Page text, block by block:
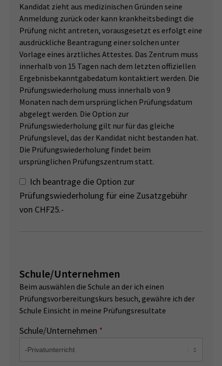
Kandidat zieht aus medizinischen Gründen seine
Anmeldung zurück oder kann krankheitsbedingt die
Prüfung nicht antreten, vorausgesetzt es erfolgt eine
ausdrückliche Beantragung einer solchen unter
Vorlage eines ärztliches Attestes. Das Zentrum muss
innerhalb von 15 Tagen nach dem letzten offiziellen
Ergebnisbekanntgabedatum kontaktiert werden. Die
Prüfungswiederholung muss innerhalb von 9
Monaten nach dem ursprünglichen Prüfungsdatum
abgelegt werden. Die Option zur
Prüfungswiederholung gilt nur für das gleiche
Prüfungslevel, das der Kandidat nicht bestanden hat.
Die Prüfungswiederholung findet beim
ursprünglichen Prüfungszentrum statt.
Ich beantrage die Option zur
Prüfungswiederholung für eine Zusatzgebühr
von CHF25.-
Schule/Unternehmen
Beim auswählen die Schule an der ich einen
Prüfungsvorbereitungskurs besuch, gewähre ich der
Schule Einsicht in meine Prüfungsresultate
Schule/Unternehmen *